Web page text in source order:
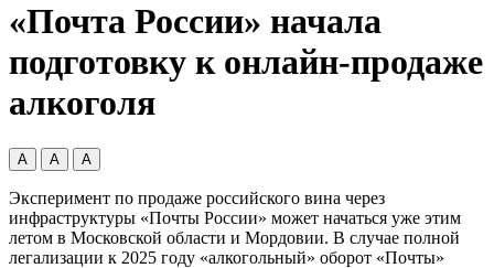
«Почта России» начала
подготовку к онлайн-продаже
алкоголя
А А А
Эксперимент по продаже российского вина через
инфраструктуры «Почты России» может начаться уже этим
летом в Московской области и Мордовии. В случае полной
легализации к 2025 году «алкогольный» оборот «Почты»